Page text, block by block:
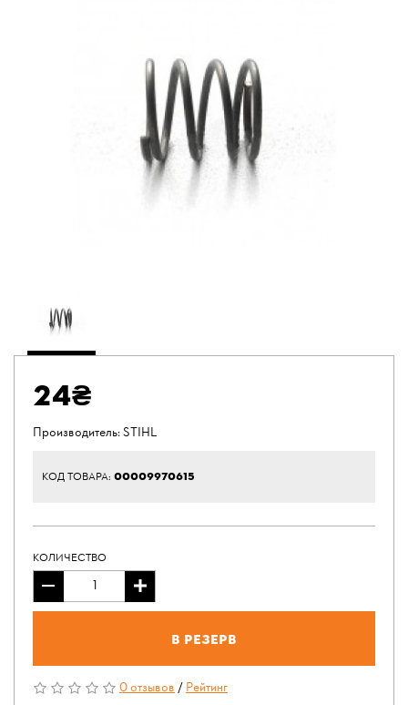
24₴
Производитель:STIHL
КОД ТОВАРА: 00009970615
КОЛИЧЕСТВО
В резерв
0 отзывов/Рейтинг